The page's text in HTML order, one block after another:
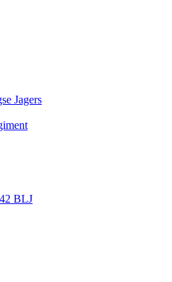
Jagers
BLJ